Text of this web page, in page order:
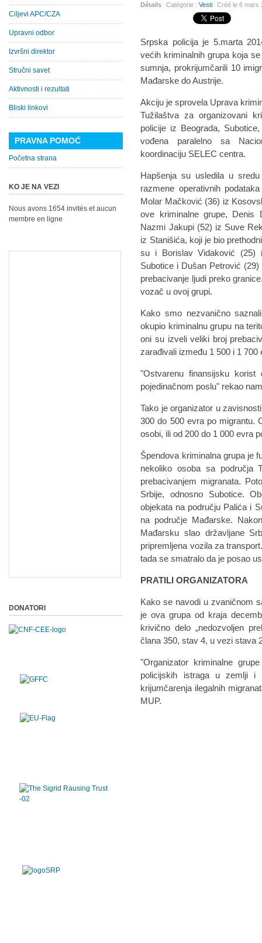
Détails Catégorie :Vesti Créé le6 mars
Srpska policija je 5.marta
većih kriminalnih grupa koja
sumnja, prokrijumčarili 10
Mađarske do Austrije.
Akciju je sprovela Uprava
Tužilaštva za organizovani
policije iz Beograda,
vođena paralelno sa
koordinaciju SELEC centra.
Hapšenja su usledila u
razmene operativnih
Molar Mačković (36) iz
ove kriminalne grupe, Denis
Nazmi Jakupi (52) iz Suve
iz Stanišića, koji je bio
su i Borislav Vidaković (25)
Subotice i Dušan Petrović
prebacivanje ljudi preko
vozač u ovoj grupi.
Kako smo nezvanično
okupio kriminalnu grupu na
oni su izveli veliki broj
zarađivali između 1 500 i 1
"Ostvarenu finansijsku
pojedinačnom poslu" rekao
Tako je organizator u
300 do 500 evra po migrantu.
osobi, ili od 200 do 1 000 evra
Špendova kriminalna grupa je
nekoliko osoba sa područja
prebacivanjem migranata.
Srbije, odnosno Subotice.
objekata na području Palića i
na područje Mađarske.
Mađarsku slao državljane
pripremljena vozila za
tada se smatralo da je posao
PRATILI ORGANIZATORA
Kako se navodi u zvaničnom
je ova grupa od kraja
krivično delo „nedozvoljen
člana 350, stav 4, u vezi stava
"Organizator kriminalne
policijskih istraga u zemlji i
krijumčarenja ilegalnih
MUP.
Ciljevi APC/CZA
Upravni odbor
Izvršni direktor
Stručni savet
Aktivnosti i rezultati
Bliski linkovi
PRAVNA POMOĆ
Početna strana
KO JE NA VEZI
Nous avons 1654 invités et aucun
membre en ligne
DONATORI